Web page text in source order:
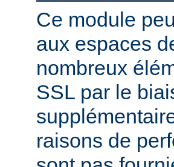
Ce module
aux espaces
nombreux
SSL par le
raisons de